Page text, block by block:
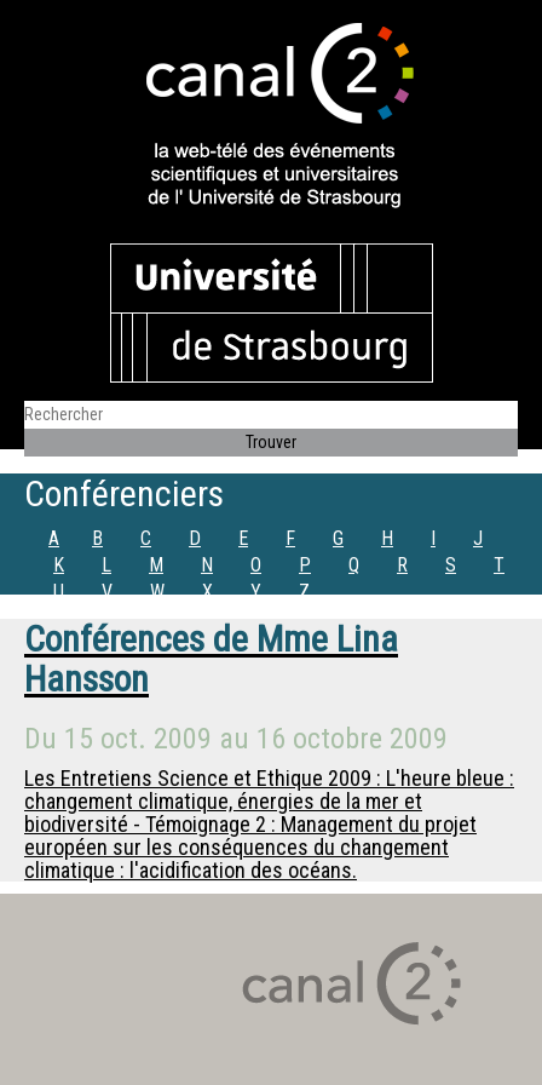
Conférenciers
A B C D E F G H I
J
K
L M N O P Q R S
T
U
V W X Y Z
Conférences de Mme Lina
Hansson
Du 15 oct. 2009 au 16 octobre 2009
Les Entretiens Science et Ethique 2009 : L'heure bleue :
changement climatique, énergies de la mer et
biodiversité - Témoignage 2 : Management du projet
européen sur les conséquences du changement
climatique : l'acidification des océans.